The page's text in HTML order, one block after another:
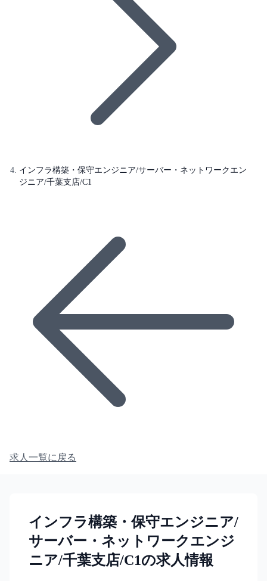
インフラ構築・保守エンジニア/サーバー・ネットワークエン
ジニア/千葉支店/C1
求人一覧に戻る
インフラ構築・保守エンジニア/
サーバー・ネットワークエンジ
ニア/千葉支店/C1の求人情報